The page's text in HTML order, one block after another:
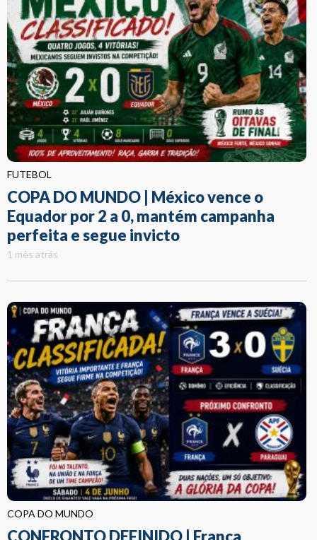
FUTEBOL
COPA DO MUNDO | México vence o
Equador por 2 a 0, mantém campanha
perfeita e segue invicto
1 mês atrás
COPA DO MUNDO
CONFRONTO DEFINIDO | França